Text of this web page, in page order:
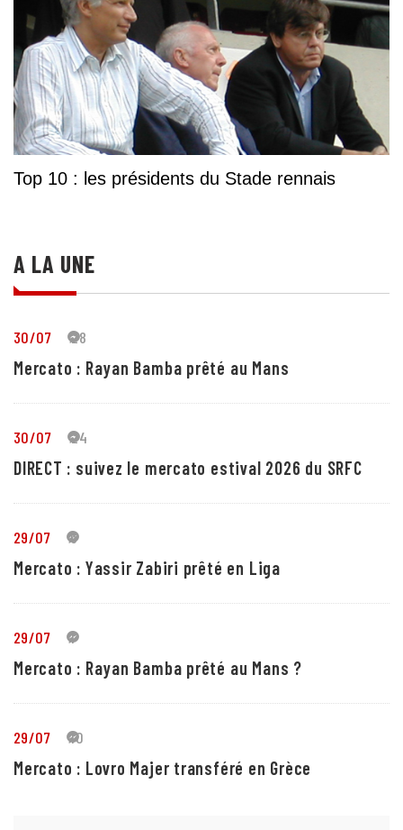
Top 10 : les présidents du Stade rennais
A LA UNE
30/07 28
Mercato : Rayan Bamba prêté au Mans
30/07 24
DIRECT : suivez le mercato estival 2026 du SRFC
29/07 5
Mercato : Yassir Zabiri prêté en Liga
29/07 1
Mercato : Rayan Bamba prêté au Mans ?
29/07 10
Mercato : Lovro Majer transféré en Grèce